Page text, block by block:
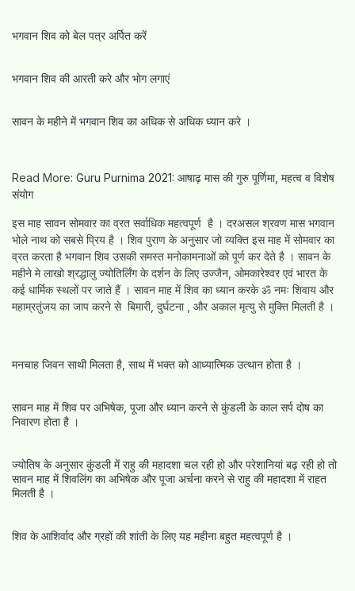
भगवान शिव को बेल पत्र अर्पित करें
भगवान शिव की आरती करे और भोग लगाएं
सावन के महीने में भगवान शिव का अधिक से अधिक ध्यान करे ।
Read More: Guru Purnima 2021: आषाढ़ मास की गुरु पूर्णिमा, महत्व व विशेष
संयोग
इस माह सावन सोमवार का व्रत सर्वाधिक महत्वपूर्ण है । दरअसल श्रवण मास भगवान
भोले नाथ को सबसे प्रिय है । शिव पुराण के अनुसार जो व्यक्ति इस माह में सोमवार का
व्रत करता है भगवान शिव उसकी समस्त मनोकामनाओं को पूर्ण कर देते है । सावन के
महीने मे लाखो श्रद्धालु ज्योतिर्लिंग के दर्शन के लिए उज्जैन, ओमकारेश्वर एवं भारत के
कई धार्मिक स्थलों पर जाते हैं । सावन माह में शिव का ध्यान करके ॐ नमः शिवाय और
महाम्रतुंजय का जाप करने से बिमारी, दुर्घटना , और अकाल मृत्यु से मुक्ति मिलती है ।
मनचाह जिवन साथी मिलता है, साथ में भक्त को आध्यात्मिक उत्थान होता है ।
सावन माह में शिव पर अभिषेक, पूजा और ध्यान करने से कुंडली के काल सर्प दोष का
निवारण होता है ।
ज्योतिष के अनुसार कुंडली में राहु की महादशा चल रही हो और परेशानियां बढ़ रही हो तो
सावन माह में शिवलिंग का अभिषेक और पूजा अर्चना करने से राहु की महादशा में राहत
मिलती है ।
शिव के आशिर्वाद और ग्रहों की शांती के लिए यह महीना बहुत महत्वपूर्ण है ।